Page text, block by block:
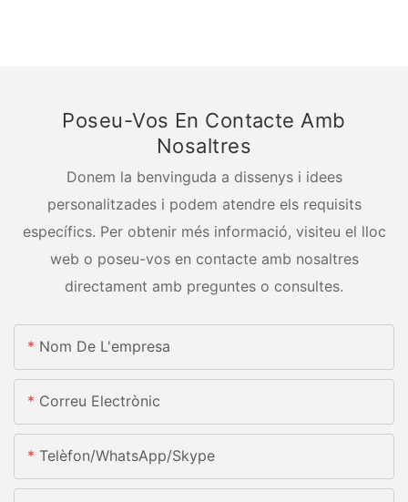
Poseu-Vos En Contacte Amb
Nosaltres
Donem la benvinguda a dissenys i idees
personalitzades i podem atendre els requisits
específics. Per obtenir més informació, visiteu el lloc
web o poseu-vos en contacte amb nosaltres
directament amb preguntes o consultes.
Nom De L'empresa
Correu Electrònic
Telèfon/WhatsApp/Skype